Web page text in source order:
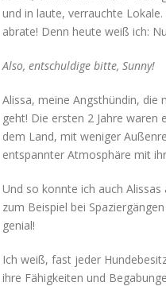
und in laute, verrauchte
abrate! Denn heute weiß ich:
Also, entschuldige bitte, Sunny!
Alissa, meine Angsthündin, die
geht! Die ersten 2 Jahre
dem Land, mit weniger
entspannter Atmosphäre mit
Und so konnte ich auch
zum Beispiel bei
genial!
Ich weiß, fast jeder
ihre Fähigkeiten und